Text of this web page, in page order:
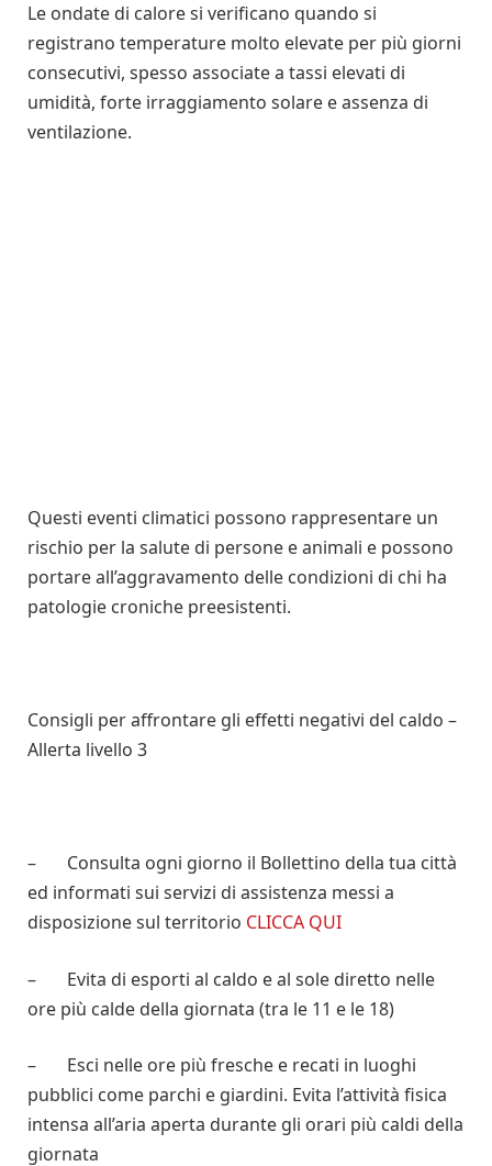
Le ondate di calore si verificano quando si
registrano temperature molto elevate per più giorni
consecutivi, spesso associate a tassi elevati di
umidità, forte irraggiamento solare e assenza di
ventilazione.
Questi eventi climatici possono rappresentare un
rischio per la salute di persone e animali e possono
portare all’aggravamento delle condizioni di chi ha
patologie croniche preesistenti.
Consigli per affrontare gli effetti negativi del caldo –
Allerta livello 3
– Consulta ogni giorno il Bollettino della tua città
ed informati sui servizi di assistenza messi a
disposizione sul territorio CLICCA QUI
– Evita di esporti al caldo e al sole diretto nelle
ore più calde della giornata (tra le 11 e le 18)
– Esci nelle ore più fresche e recati in luoghi
pubblici come parchi e giardini. Evita l’attività fisica
intensa all’aria aperta durante gli orari più caldi della
giornata